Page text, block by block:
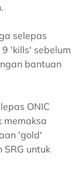
selepas
'kills' sebelum
bantuan
ONIC
memaksa
'gold'
untuk